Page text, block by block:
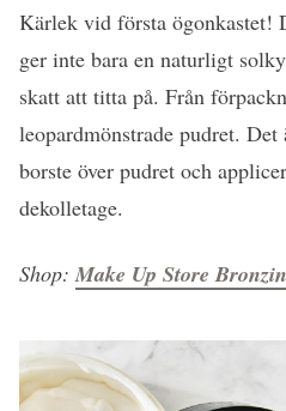
Kärlek vid första ögonkastet!
ger inte bara en naturligt
skatt att titta på. Från
leopardmönstrade pudret. Det
borste över pudret och
dekolletage.
Shop:Make Up Store